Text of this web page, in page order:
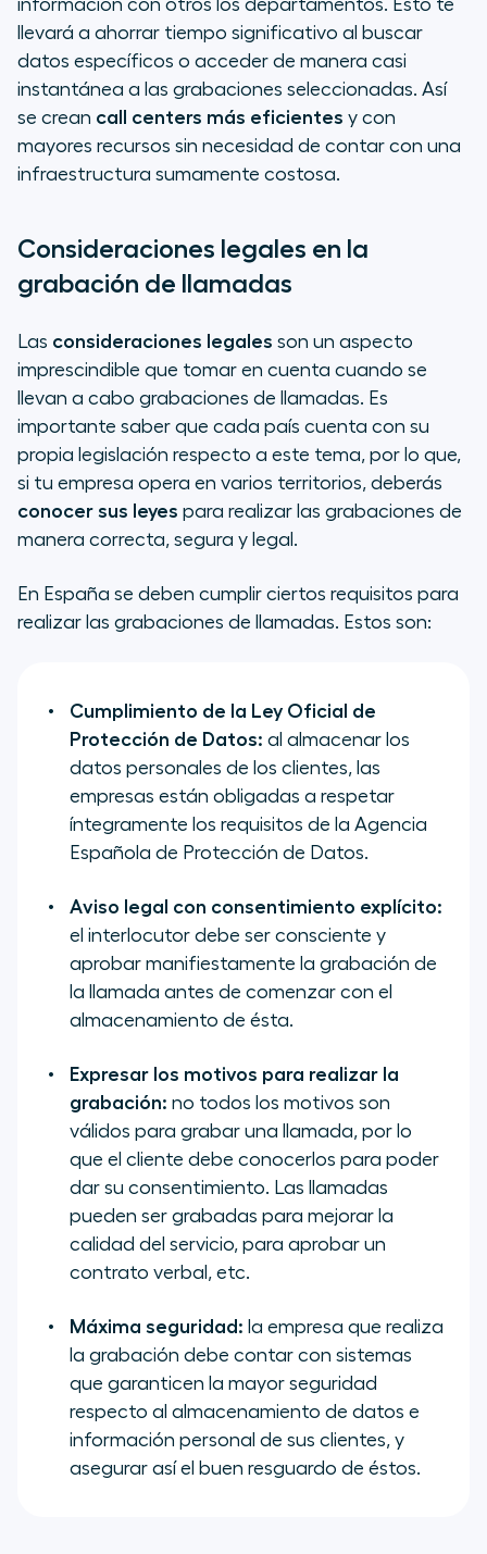
información con otros los departamentos. Esto te
llevará a ahorrar tiempo significativo al buscar
datos específicos o acceder de manera casi
instantánea a las grabaciones seleccionadas. Así
se crean call centers más eficientes y con
mayores recursos sin necesidad de contar con una
infraestructura sumamente costosa.
Consideraciones legales en la
grabación de llamadas
Las consideraciones legales son un aspecto
imprescindible que tomar en cuenta cuando se
llevan a cabo grabaciones de llamadas. Es
importante saber que cada país cuenta con su
propia legislación respecto a este tema, por lo que,
si tu empresa opera en varios territorios, deberás
conocer sus leyes para realizar las grabaciones de
manera correcta, segura y legal.
En España se deben cumplir ciertos requisitos para
realizar las grabaciones de llamadas. Estos son:
Cumplimiento de la Ley Oficial de
Protección de Datos: al almacenar los
datos personales de los clientes, las
empresas están obligadas a respetar
íntegramente los requisitos de la Agencia
Española de Protección de Datos.
Aviso legal con consentimiento explícito:
el interlocutor debe ser consciente y
aprobar manifiestamente la grabación de
la llamada antes de comenzar con el
almacenamiento de ésta.
Expresar los motivos para realizar la
grabación: no todos los motivos son
válidos para grabar una llamada, por lo
que el cliente debe conocerlos para poder
dar su consentimiento. Las llamadas
pueden ser grabadas para mejorar la
calidad del servicio, para aprobar un
contrato verbal, etc.
Máxima seguridad: la empresa que realiza
la grabación debe contar con sistemas
que garanticen la mayor seguridad
respecto al almacenamiento de datos e
información personal de sus clientes, y
asegurar así el buen resguardo de éstos.